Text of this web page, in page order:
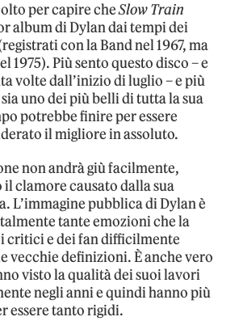
per capire cheSlow Train
album di Dylan dai tempi dei
con la Band nel 1967, ma
1975). Più sento questo disco – e
volte dall’inizio di luglio – e più
uno dei più belli di tutta la sua
potrebbe finire per essere
il migliore in assoluto.
non andrà giù facilmente,
clamore causato dalla sua
L’immagine pubblica di Dylan è
tante emozioni che la
critici e dei fan difficilmente
vecchie definizioni. È anche vero
visto la qualità dei suoi lavori
negli anni e quindi hanno più
essere tanto rigidi.